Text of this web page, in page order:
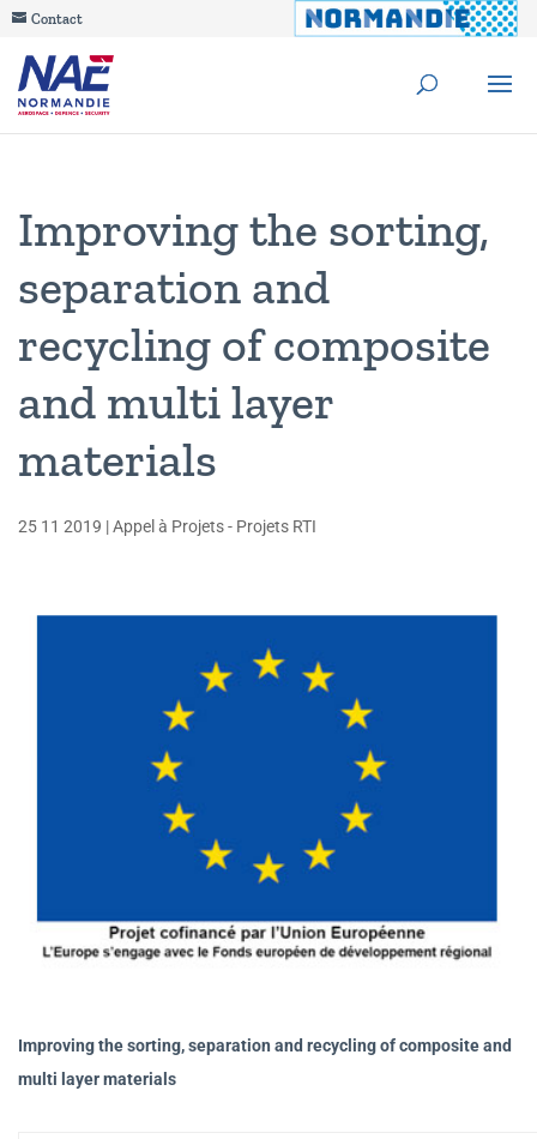
Contact
Improving the sorting,
separation and
recycling of composite
and multi layer
materials
25 11 2019 |Appel à Projets - Projets RTI
Improving the sorting, separation and recycling of composite and
multi layer materials